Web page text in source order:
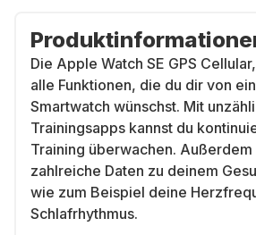
Die Apple Watch SE GPS
alle Funktionen, die du dir von
Smartwatch wünschst. Mit
Trainingsapps kannst du
Training überwachen.
zahlreiche Daten zu deinem
wie zum Beispiel deine
Schlafrhythmus.